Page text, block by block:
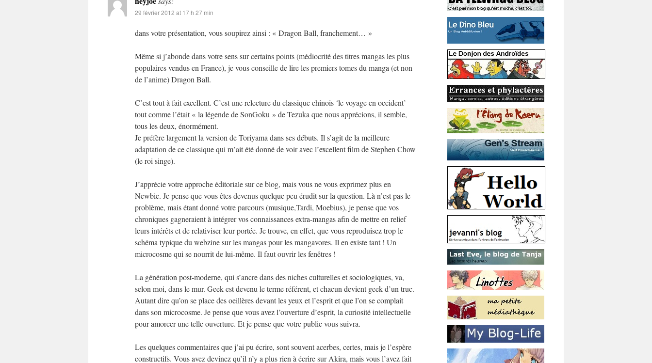
29 février 2012 at 17 h 27 min
dans votre présentation, vous soupirez ainsi : « Dragon Ball, franchement… »
Même si j’abonde dans votre sens sur certains points (médiocrité des titres mangas les plus
populaires vendus en France), je vous conseille de lire les premiers tomes du manga (et non
de l’anime) Dragon Ball.
C’est tout à fait excellent. C’est une relecture du classique chinois ‘le voyage en occident’
tout comme l’était « la légende de SonGoku » de Tezuka que nous apprécions, il semble,
tous les deux, énormément.
Je préfère largement la version de Toriyama dans ses débuts. Il s’agit de la meilleure
adaptation de ce classique qui m’ait été donné de voir avec l’excellent film de Stephen Chow
(le roi singe).
J’apprécie votre approche éditoriale sur ce blog, mais vous ne vous exprimez plus en
Newbie. Je pense que vous êtes devenus quelque peu érudit sur la question. Là n’est pas le
problème, mais étant donné votre parcours (musique,Tardi, Moebius), je pense que vos
chroniques gagneraient à intégrer vos connaissances extra-mangas afin de mettre en relief
leurs intérêts et de relativiser leur portée. Je trouve, en effet, que vous reproduisez trop le
schéma typique du webzine sur les mangas pour les mangavores. Il en existe tant ! Un
microcosme qui se nourrit de lui-même. Il faut ouvrir les fenêtres !
La génération post-moderne, qui s’ancre dans des niches culturelles et sociologiques, va,
selon moi, dans le mur. Geek est devenu le terme référent, et chacun devient geek d’un truc.
Autant dire qu’on se place des oeillères devant les yeux et l’esprit et que l’on se complait
dans son microcosme. Je pense que vous avez l’ouverture d’esprit, la curiosité intellectuelle
pour amorcer une telle ouverture. Et je pense que votre public vous suivra.
Les quelques commentaires que j’ai pu écrire, sont souvent acerbes, certes, mais je l’espère
constructifs. Vous avez devinez qu’il n’y a plus rien à écrire sur Akira, mais vous l’avez fait